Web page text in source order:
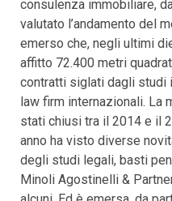
consulenza immobiliare,
valutato l’andamento del
emerso che, negli ultimi
affitto 72.400 metri
contratti siglati dagli studi
law firm internazionali. La
stati chiusi tra il 2014 e il
anno ha visto diverse
degli studi legali, basti
Minoli Agostinelli &